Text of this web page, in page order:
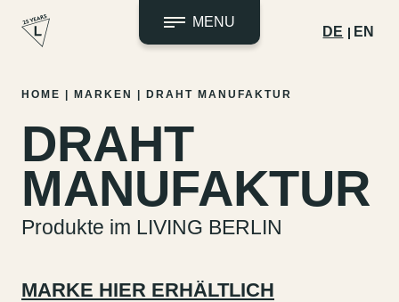
Zum
springen
MENU
DE EN
HOME MARKEN DRAHT MANUFAKTUR
DRAHT
MANUFAKTUR
Produkte im LIVING BERLIN
MARKE HIER ERHÄLTLICH